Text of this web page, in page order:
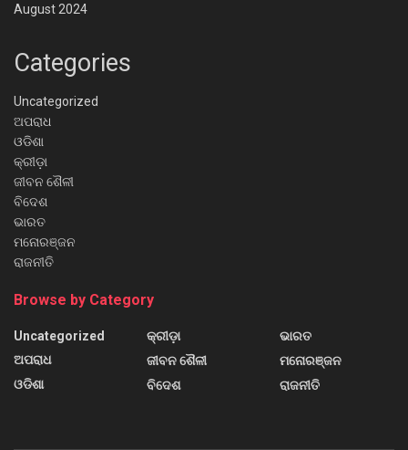
August 2024
Categories
Uncategorized
ଅପରାଧ
ଓଡିଶା
କ୍ରୀଡ଼ା
ଜୀବନ ଶୈଳୀ
ବିଦେଶ
ଭାରତ
ମନୋରଞ୍ଜନ
ରାଜନୀତି
Browse by Category
Uncategorized
ଅପରାଧ
ଓଡିଶା
କ୍ରୀଡ଼ା
ଜୀବନ ଶୈଳୀ
ବିଦେଶ
ଭାରତ
ମନୋରଞ୍ଜନ
ରାଜନୀତି